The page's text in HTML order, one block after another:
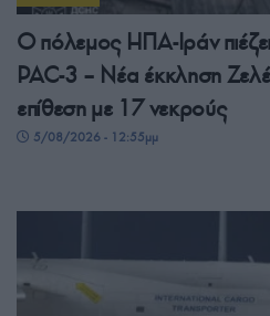
Ο πόλεμος ΗΠΑ-Ιράν
PAC-3 – Νέα έκκληση
επίθεση με 17 νεκρούς
5/08/2026 - 12:55μμ